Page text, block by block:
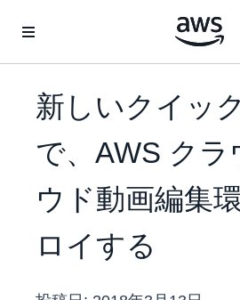
新しいクイッ
で、AWS クラ
ウド動画編集
ロイする